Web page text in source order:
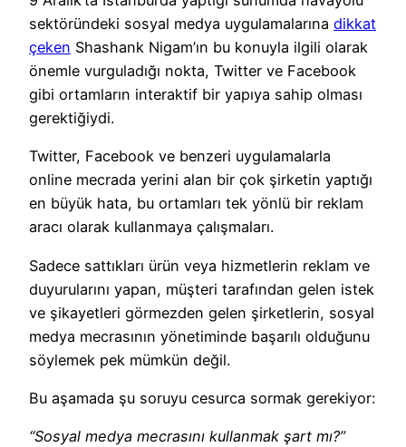
sektöründeki sosyal medya uygulamalarına dikkat
çeken Shashank Nigam’ın bu konuyla ilgili olarak
önemle vurguladığı nokta, Twitter ve Facebook
gibi ortamların interaktif bir yapıya sahip olması
gerektiğiydi.
Twitter, Facebook ve benzeri uygulamalarla
online mecrada yerini alan bir çok şirketin yaptığı
en büyük hata, bu ortamları tek yönlü bir reklam
aracı olarak kullanmaya çalışmaları.
Sadece sattıkları ürün veya hizmetlerin reklam ve
duyurularını yapan, müşteri tarafından gelen istek
ve şikayetleri görmezden gelen şirketlerin, sosyal
medya mecrasının yönetiminde başarılı olduğunu
söylemek pek mümkün değil.
Bu aşamada şu soruyu cesurca sormak gerekiyor:
“Sosyal medya mecrasını kullanmak şart mı?”